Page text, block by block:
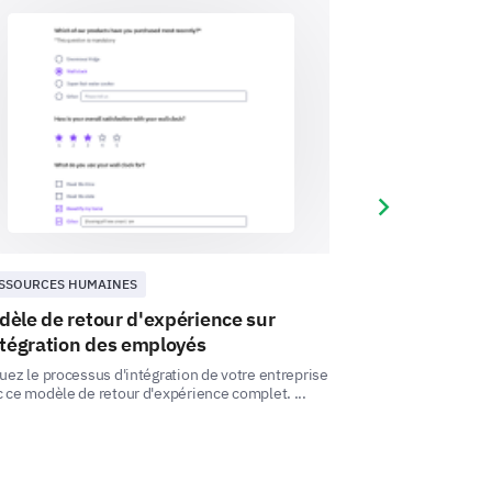
do you expect the
the same, or decrease?
Same
statements:v
workplace.
HUMAINES
de retour d'expérience sur
des employés
le processus d'intégration de votre entreprise
ce modèle de retour d'expérience complet. ...
Next slide